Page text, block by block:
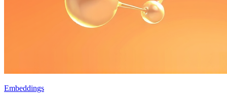
Embeddings